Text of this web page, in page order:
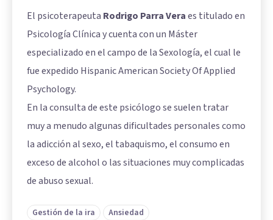
El psicoterapeuta Rodrigo Parra Veraes titulado en
Psicología Clínica y cuenta con un Máster
especializado en el campo de la Sexología, el cual le
fue expedido Hispanic American Society Of Applied
Psychology.
En la consulta de este psicólogo se suelen tratar
muy a menudo algunas dificultades personales como
la adicción al sexo, el tabaquismo, el consumo en
exceso de alcohol o las situaciones muy complicadas
de abuso sexual.
Gestión de la ira
Ansiedad